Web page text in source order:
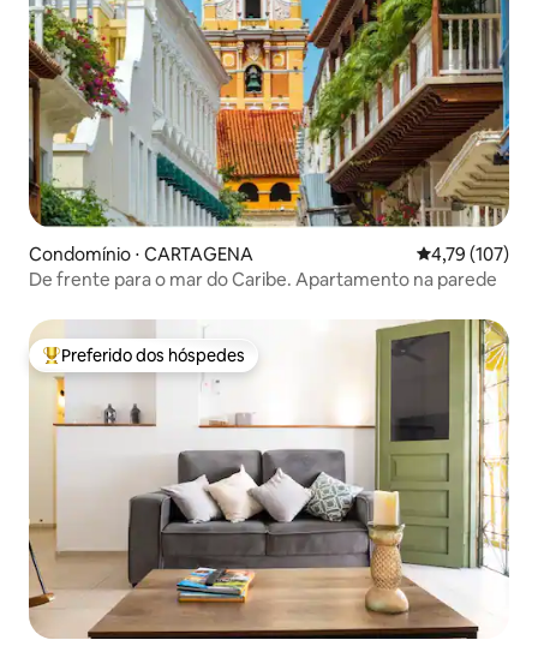
Condomínio ⋅ CARTAGENA 4,79 de uma
4,79 (107)
De frente para o mar do Caribe. Apartamento na parede
Entre os melhores preferidos dos hóspedes
Preferido dos hóspedes